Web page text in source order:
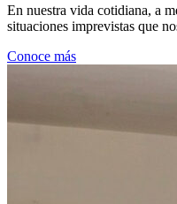
En nuestra vida cotidiana, a
situaciones imprevistas que
Conoce más